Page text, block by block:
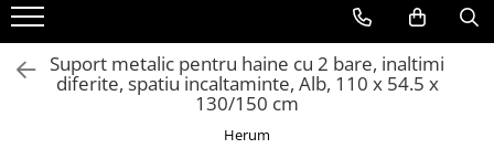
Cratite
Oale
Scrumiere
SuporturiSuport metalic pentru haine cu 2 bare, inaltimi
diferite, spatiu incaltaminte, Alb, 110 x 54.5 x
130/150 cm
Herum